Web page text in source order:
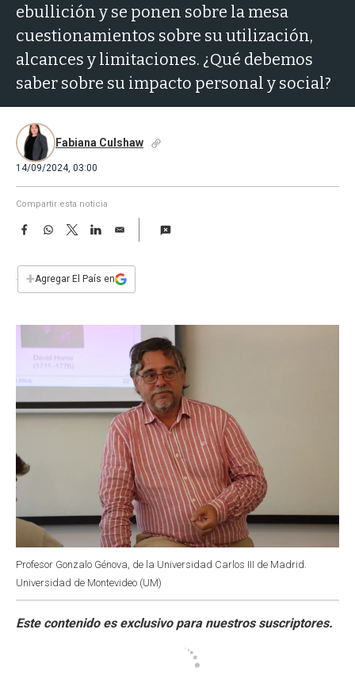
ebullición y se ponen sobre la mesa
cuestionamientos sobre su utilización,
alcances y limitaciones. ¿Qué debemos
saber sobre su impacto personal y social?
Fabiana Culshaw
14/09/2024, 03:00
Compartir esta noticia
F
e
b
W
s
T
w
t
L
E
i
l
+Agregar El País en
Profesor Gonzalo Génova, de la Universidad Carlos III de Madrid.
Universidad de Montevideo (UM)